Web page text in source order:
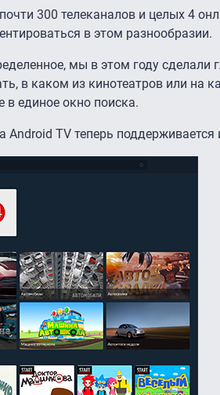
300 телеканалов и целых 4
в этом разнообразии.
мы в этом году
в каком из кинотеатров или на
в единое окно поиска.
Android TV теперь поддерживается